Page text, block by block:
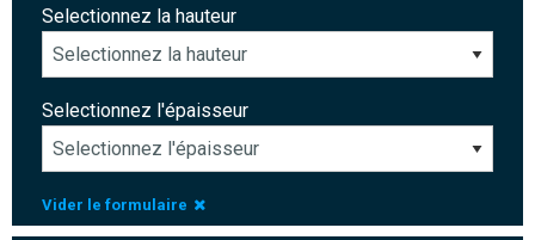
Selectionnez la hauteur
Selectionnez l'épaisseur
Vider le formulaire